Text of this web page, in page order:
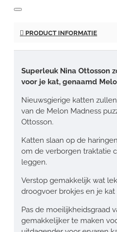
PRODUCT INFORMATIE
Superleuk Nina Ottosson
voor je kat, genaamd
Nieuwsgierige katten
van de Melon Madness
Ottosson.
Katten slaan op de
om de verborgen traktatie
leggen.
Verstop gemakkelijk wat
droogvoer brokjes en je
Pas de moeilijkheidsgraad
gemakkelijker te maken